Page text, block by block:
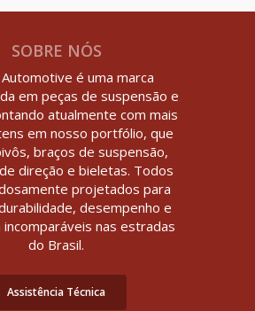
SOBRE NÓS
é uma marca
em peças de suspensão e
atualmente com mais
em nosso portfólio, que
braços de suspensão,
direção e bieletas. Todos
projetados para
desempenho e
incomparáveis nas estradas
do Brasil.
Assistência Técnica